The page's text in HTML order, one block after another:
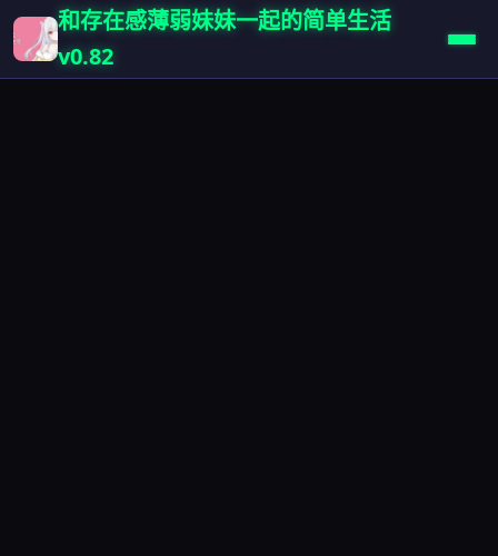
和存在感薄弱妹妹一起的简单生活
v0.82